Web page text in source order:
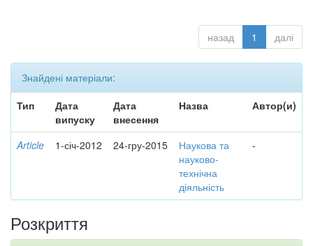
назад 1 далі
Знайдені матеріали:
Тип
Дата
випуску
Дата
внесення
Назва Автор(и)
Article 1-січ-2012 24-гру-2015
Наукова та
науково-
технічна
діяльність
-
Розкриття